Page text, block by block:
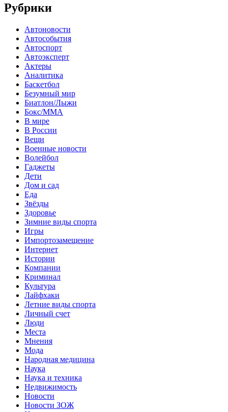
Рубрики
Автоновости
Автособытия
Автоспорт
Автоэксперт
Актеры
Аналитика
Баскетбол
Безумный мир
Биатлон/Лыжи
Бокс/MMA
В мире
В России
Вещи
Военные новости
Волейбол
Гаджеты
Дети
Дом и сад
Еда
Звёзды
Здоровье
Зимние виды спорта
Игры
Импортозамещение
Интернет
Истории
Компании
Криминал
Культура
Лайфхаки
Летние виды спорта
Личный счет
Люди
Места
Мнения
Мода
Народная медицина
Наука
Наука и техника
Недвижимость
Новости
Новости ЗОЖ